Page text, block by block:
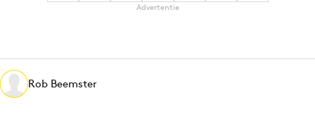
Martech
Media
Merkstrategie
Advertentie
Rob Beemster